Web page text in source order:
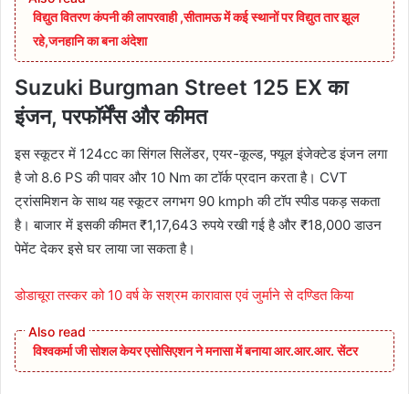
विद्युत वितरण कंपनी की लापरवाही ,सीतामऊ में कई स्थानों पर विद्युत तार झूल
रहे,जनहानि का बना अंदेशा
Suzuki Burgman Street 125 EX का
इंजन, परफॉर्मेंस और कीमत
इस स्कूटर में 124cc का सिंगल सिलेंडर, एयर-कूल्ड, फ्यूल इंजेक्टेड इंजन लगा
है जो 8.6 PS की पावर और 10 Nm का टॉर्क प्रदान करता है। CVT
ट्रांसमिशन के साथ यह स्कूटर लगभग 90 kmph की टॉप स्पीड पकड़ सकता
है। बाजार में इसकी कीमत ₹1,17,643 रुपये रखी गई है और ₹18,000 डाउन
पेमेंट देकर इसे घर लाया जा सकता है।
डोडाचूरा तस्‍कर को 10 वर्ष के सश्रम कारावास एवं जुर्माने से दण्डित किया
विश्वकर्मा जी सोशल केयर एसोसिएशन ने मनासा में बनाया आर.आर.आर. सेंटर